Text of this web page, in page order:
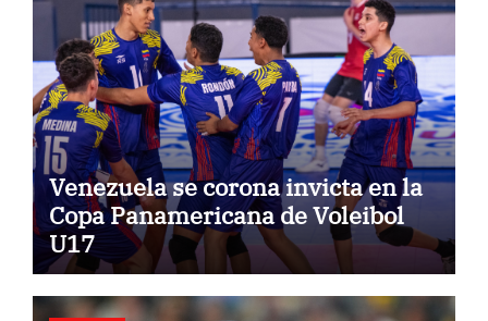
Venezuela se corona invicta en la
Copa Panamericana de Voleibol
U17